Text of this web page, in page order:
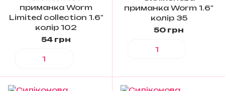
приманка Worm
Limited collection 1.6"
колір 102
54 грн
приманка Worm 1.6"
колір 35
50 грн